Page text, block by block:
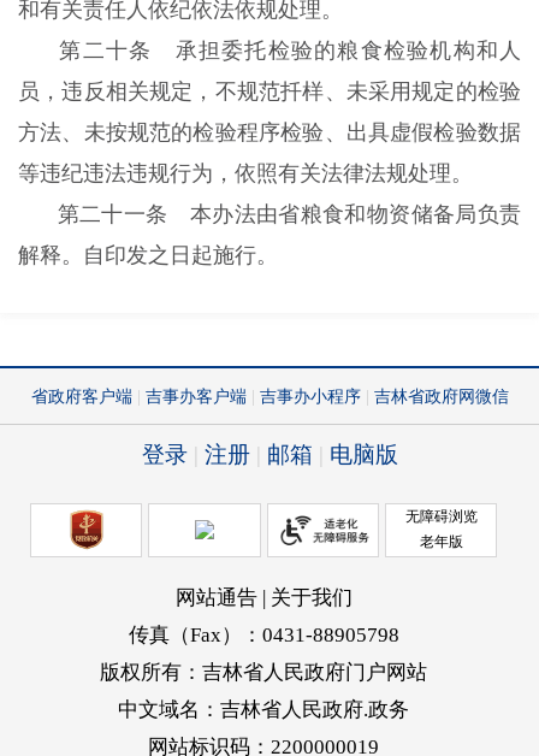
和有关责任人依纪依法依规处理。
第二十条 承担委托检验的粮食检验机构和人
员，违反相关规定，不规范扦样、未采用规定的检验
方法、未按规范的检验程序检验、出具虚假检验数据
等违纪违法违规行为，依照有关法律法规处理。
第二十一条 本办法由省粮食和物资储备局负责
解释。自印发之日起施行。